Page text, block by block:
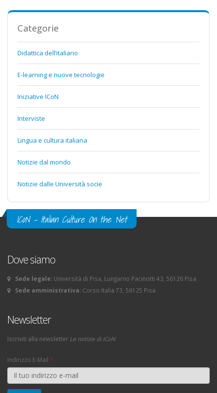
Categorie
Didattica dell’italiano
E-learning e nuove tecnologie
Iniziative ICoN
Interviste
Lingua e cultura italiana
Notizie dal mondo
Notizie dalle Università socie
ICoN - Italian Culture On the Net
Dove siamo
Sede legale: Università di Pisa, Lungarno Pacinotti 43, 56126 Pisa
Sede amministrativa: Corso Italia 73, 56125 Pisa
Newsletter
Iscriviti alla newsletter Le notizie di ICoN
Indirizzo E-Mail *